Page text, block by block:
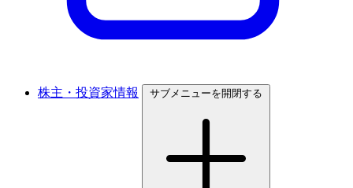
株主・投資家情報 サブメニューを開閉する